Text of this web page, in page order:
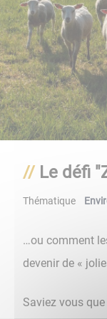
Le défi
Thématique
…ou comment
devenir de «
Saviez vous